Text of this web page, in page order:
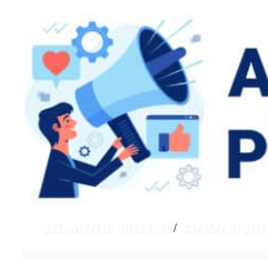
ADMINISTRATIV